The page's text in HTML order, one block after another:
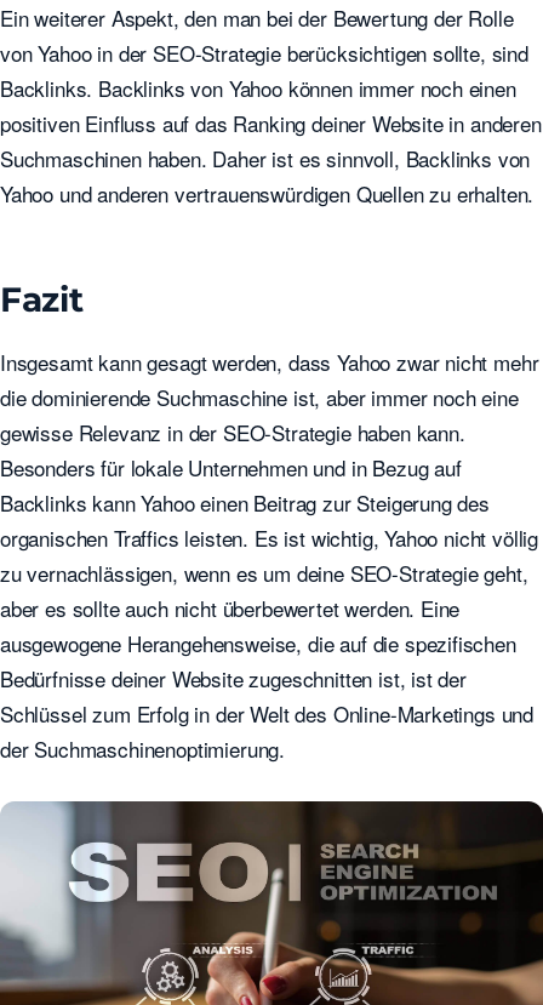
Ein weiterer Aspekt, den man bei der Bewertung der Rolle
von Yahoo in der SEO-Strategie berücksichtigen sollte, sind
Backlinks. Backlinks von Yahoo können immer noch einen
positiven Einfluss auf das Ranking deiner Website in anderen
Suchmaschinen haben. Daher ist es sinnvoll, Backlinks von
Yahoo und anderen vertrauenswürdigen Quellen zu erhalten.
Fazit
Insgesamt kann gesagt werden, dass Yahoo zwar nicht mehr
die dominierende Suchmaschine ist, aber immer noch eine
gewisse Relevanz in der SEO-Strategie haben kann.
Besonders für lokale Unternehmen und in Bezug auf
Backlinks kann Yahoo einen Beitrag zur Steigerung des
organischen Traffics leisten. Es ist wichtig, Yahoo nicht völlig
zu vernachlässigen, wenn es um deine SEO-Strategie geht,
aber es sollte auch nicht überbewertet werden. Eine
ausgewogene Herangehensweise, die auf die spezifischen
Bedürfnisse deiner Website zugeschnitten ist, ist der
Schlüssel zum Erfolg in der Welt des Online-Marketings und
der Suchmaschinenoptimierung.